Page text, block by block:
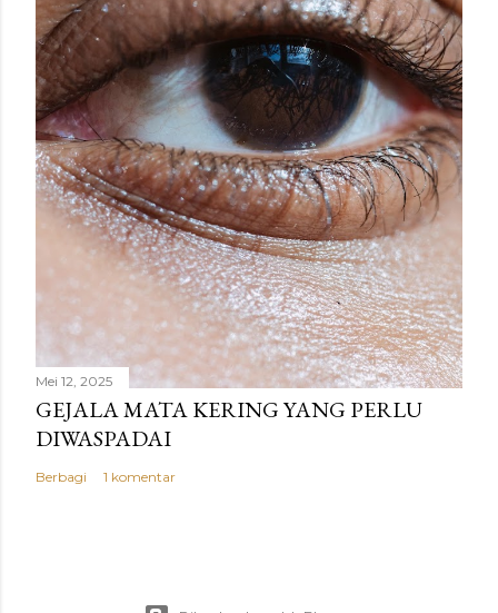
Mei 12, 2025
GEJALA MATA KERING YANG PERLU
DIWASPADAI
Berbagi 1 komentar